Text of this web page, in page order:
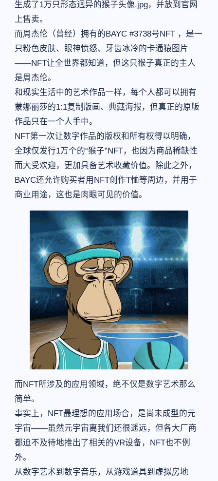
生成了1万只形态迥异的猴子头像.jpg，并放到官网
上售卖。
而周杰伦（曾经）拥有的BAYC #3738号NFT ，是一
只粉色皮肤、眼神愤怒、牙齿冰冷的卡通猿图片
——NFT让全世界都知道，但这只猴子真正的主人
是周杰伦。
和现实生活中的艺术作品一样，每个人都可以拥有
蒙娜丽莎的1:1复制版画、典藏海报，但真正的原版
作品只在一个人手中。
NFT第一次让数字作品的版权和所有权得以明确，
全球仅发行1万个的“猴子”NFT，也因为商品稀缺性
而大受欢迎，更加具备艺术收藏价值。除此之外，
BAYC还允许购买者用NFT创作T恤等周边，并用于
商业用途，这也是肉眼可见的价值。
而NFT所涉及的应用领域，绝不仅是数字艺术那么
简单。
事实上，NFT最理想的应用场合，是尚未成型的元
宇宙——虽然元宇宙离我们还很遥远，但各大厂商
都迫不及待地推出了相关的VR设备，NFT也不例
外。
从数字艺术到数字音乐，从游戏道具到虚拟房地